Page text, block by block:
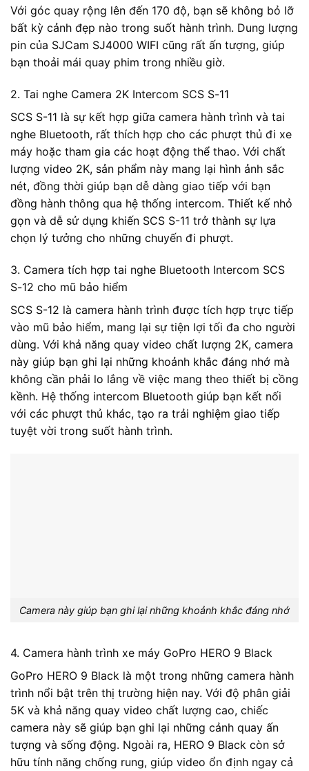
Với góc quay rộng lên đến 170 độ, bạn sẽ không bỏ lỡ
bất kỳ cảnh đẹp nào trong suốt hành trình. Dung lượng
pin của SJCam SJ4000 WIFI cũng rất ấn tượng, giúp
bạn thoải mái quay phim trong nhiều giờ.
2. Tai nghe Camera 2K Intercom SCS S-11
SCS S-11 là sự kết hợp giữa camera hành trình và tai
nghe Bluetooth, rất thích hợp cho các phượt thủ đi xe
máy hoặc tham gia các hoạt động thể thao. Với chất
lượng video 2K, sản phẩm này mang lại hình ảnh sắc
nét, đồng thời giúp bạn dễ dàng giao tiếp với bạn
đồng hành thông qua hệ thống intercom. Thiết kế nhỏ
gọn và dễ sử dụng khiến SCS S-11 trở thành sự lựa
chọn lý tưởng cho những chuyến đi phượt.
3. Camera tích hợp tai nghe Bluetooth Intercom SCS
S-12 cho mũ bảo hiểm
SCS S-12 là camera hành trình được tích hợp trực tiếp
vào mũ bảo hiểm, mang lại sự tiện lợi tối đa cho người
dùng. Với khả năng quay video chất lượng 2K, camera
này giúp bạn ghi lại những khoảnh khắc đáng nhớ mà
không cần phải lo lắng về việc mang theo thiết bị cồng
kềnh. Hệ thống intercom Bluetooth giúp bạn kết nối
với các phượt thủ khác, tạo ra trải nghiệm giao tiếp
tuyệt vời trong suốt hành trình.
Camera này giúp bạn ghi lại những khoảnh khắc đáng nhớ
4. Camera hành trình xe máy GoPro HERO 9 Black
GoPro HERO 9 Black là một trong những camera hành
trình nổi bật trên thị trường hiện nay. Với độ phân giải
5K và khả năng quay video chất lượng cao, chiếc
camera này sẽ giúp bạn ghi lại những cảnh quay ấn
tượng và sống động. Ngoài ra, HERO 9 Black còn sở
hữu tính năng chống rung, giúp video ổn định ngay cả